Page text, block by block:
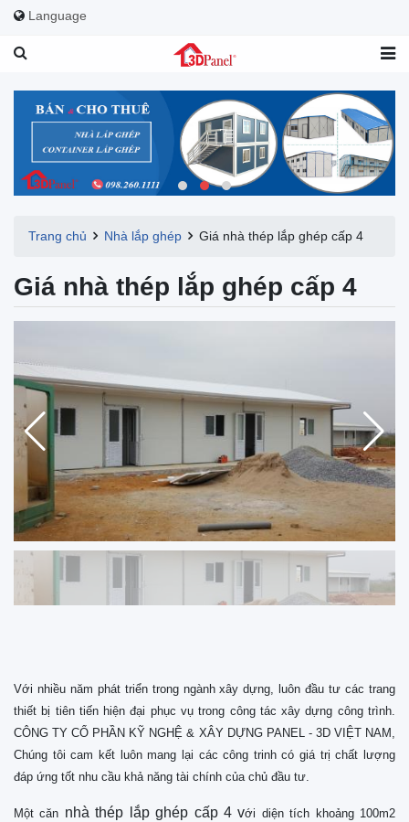
Language
Trang chủ Nhà lắp ghép Giá nhà thép lắp ghép cấp 4
Giá nhà thép lắp ghép cấp 4
Với nhiều năm phát triển trong ngành xây dựng, luôn đầu tư các trang
thiết bị tiên tiến hiện đại phục vụ trong công tác xây dựng công trình.
CÔNG TY CỔ PHẦN KỸ NGHỆ & XÂY DỰNG PANEL - 3D VIỆT NAM,
Chúng tôi cam kết luôn mang lại các công trinh có giá trị chất lượng
đáp ứng tốt nhu cầu khả năng tài chính của chủ đầu tư.
Một căn nhà thép lắp ghép cấp 4 với diện tích khoảng 100m2